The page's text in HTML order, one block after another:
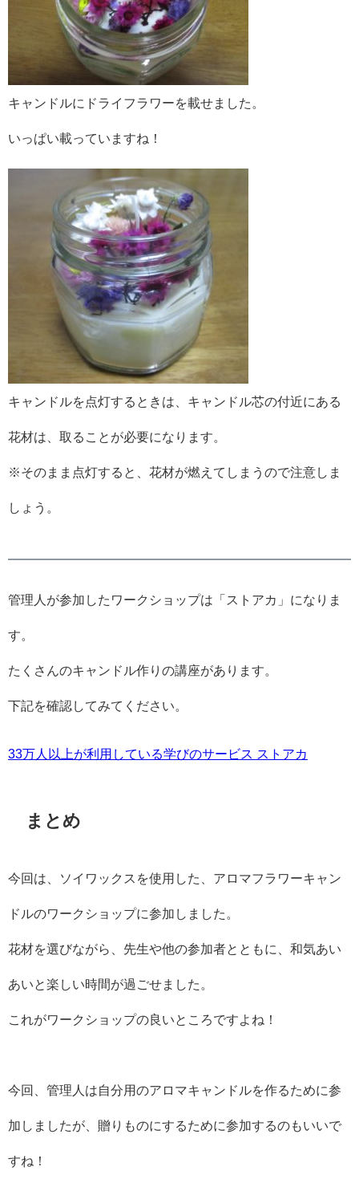
キャンドルにドライフラワーを載せました。
いっぱい載っていますね！
キャンドルを点灯するときは、キャンドル芯の付近にある
花材は、取ることが必要になります。
※そのまま点灯すると、花材が燃えてしまうので注意しま
しょう。
管理人が参加したワークショップは「ストアカ」になりま
す。
たくさんのキャンドル作りの講座があります。
下記を確認してみてください。
33万人以上が利用している学びのサービス ストアカ
まとめ
今回は、ソイワックスを使用した、アロマフラワーキャン
ドルのワークショップに参加しました。
花材を選びながら、先生や他の参加者とともに、和気あい
あいと楽しい時間が過ごせました。
これがワークショップの良いところですよね！
今回、管理人は自分用のアロマキャンドルを作るために参
加しましたが、贈りものにするために参加するのもいいで
すね！